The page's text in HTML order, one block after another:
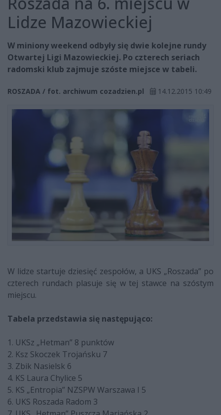
Lidze Mazowieckiej
W miniony weekend odbyły się dwie kolejne rundy
Otwartej Ligi Mazowieckiej. Po czterech seriach
radomski klub zajmuje szóste miejsce w tabeli.
ROSZADA / fot. archiwum cozadzien.pl 14.12.2015 10:49
W lidze startuje dziesięć zespołów, a UKS „Roszada” po
czterech rundach plasuje się w tej stawce na szóstym
miejscu.
Tabela przedstawia się następująco:
1. UKSz „Hetman” 8 punktów
2. Ksz Skoczek Trojańsku 7
3. Zbik Nasielsk 6
4. KS Laura Chylice 5
5. KS „Entropia” NZSPW Warszawa I 5
6. UKS Roszada Radom 3